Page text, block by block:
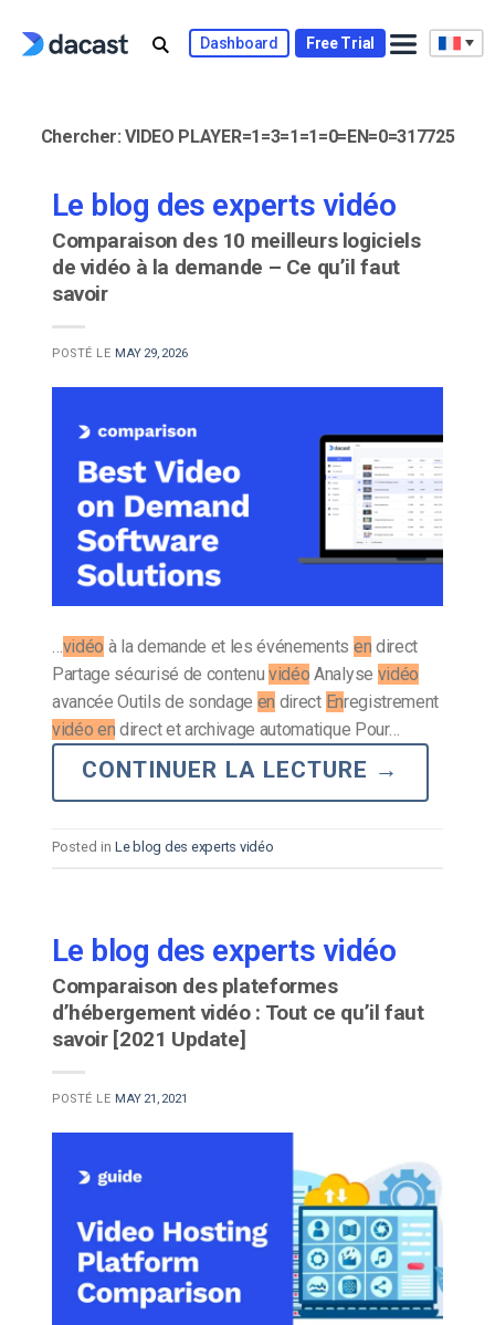
Dashboard Free Trial
Chercher:VIDEO PLAYER=1=3=1=1=0=EN=0=317725
Le blog des experts vidéo
Comparaison des 10 meilleurs logiciels
de vidéo à la demande – Ce qu’il faut
savoir
POSTÉ LE MAY 29, 2026
…vidéo à la demande et les événements en direct
Partage sécurisé de contenuvidéo Analyse vidéo
avancée Outils de sondage en direct Enregistrement
vidéo en direct et archivage automatique Pour…
CONTINUER LA LECTURE →
Posted in Le blog des experts vidéo
Le blog des experts vidéo
Comparaison des plateformes
d’hébergement vidéo : Tout ce qu’il faut
savoir [2021 Update]
POSTÉ LE MAY 21, 2021